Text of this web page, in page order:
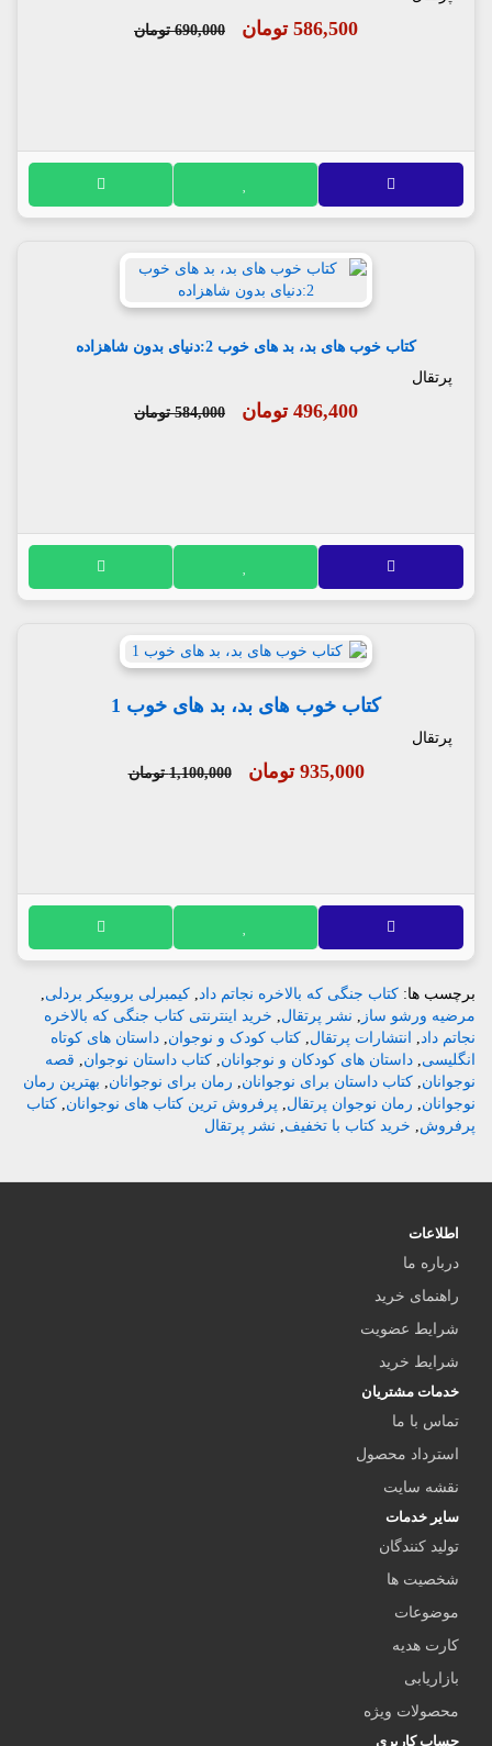
586,500 تومان 690,000 تومان
کتاب خوب های بد، بد های خوب 2:دنیای بدون شاهزاده
پرتقال
496,400 تومان 584,000 تومان
کتاب خوب های بد، بد های خوب 1
پرتقال
935,000 تومان 1,100,000 تومان
برچسب ها: کتاب جنگی که بالاخره نجاتم داد, کیمبرلی بروبیکر بردلی,
مرضیه ورشو ساز , نشر پرتقال, خرید اینترنتی کتاب جنگی که بالاخره
نجاتم داد, انتشارات پرتقال, کتاب کودک و نوجوان, داستان های کوتاه
انگلیسی, داستان های کودکان و نوجوانان, کتاب داستان نوجوان, قصه
نوجوانان, کتاب داستان برای نوجوانان, رمان برای نوجوانان, بهترین رمان
نوجوانان, رمان نوجوان پرتقال, پرفروش ترین کتاب های نوجوانان, کتاب
پرفروش, خرید کتاب با تخفیف, نشر پرتقال
اطلاعات
درباره ما
راهنمای خرید
شرایط عضویت
شرایط خرید
خدمات مشتریان
تماس با ما
استرداد محصول
نقشه سایت
سایر خدمات
تولید کنندگان
شخصیت ها
موضوعات
کارت هدیه
بازاریابی
محصولات ویژه
حساب کاربری